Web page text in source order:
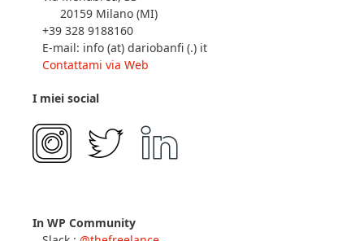
Dario Banfi
Via Menabrea, 33
20159 Milano (MI)
+39 328 9188160
Contattami via Web
I miei social